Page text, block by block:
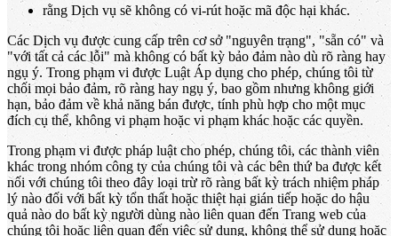
rằng Dịch vụ sẽ không có vi-rút hoặc mã độc hại khác.
Các Dịch vụ được cung cấp trên cơ sở "nguyên trạng", "sẵn có" và
"với tất cả các lỗi" mà không có bất kỳ bảo đảm nào dù rõ ràng hay
ngụ ý. Trong phạm vi được Luật Áp dụng cho phép, chúng tôi từ
chối mọi bảo đảm, rõ ràng hay ngụ ý, bao gồm nhưng không giới
hạn, bảo đảm về khả năng bán được, tính phù hợp cho một mục
đích cụ thể, không vi phạm hoặc vi phạm khác hoặc các quyền.
Trong phạm vi được pháp luật cho phép, chúng tôi, các thành viên
khác trong nhóm công ty của chúng tôi và các bên thứ ba được kết
nối với chúng tôi theo đây loại trừ rõ ràng bất kỳ trách nhiệm pháp
lý nào đối với bất kỳ tổn thất hoặc thiệt hại gián tiếp hoặc do hậu
quả nào do bất kỳ người dùng nào liên quan đến Trang web của
chúng tôi hoặc liên quan đến việc sử dụng, không thể sử dụng hoặc